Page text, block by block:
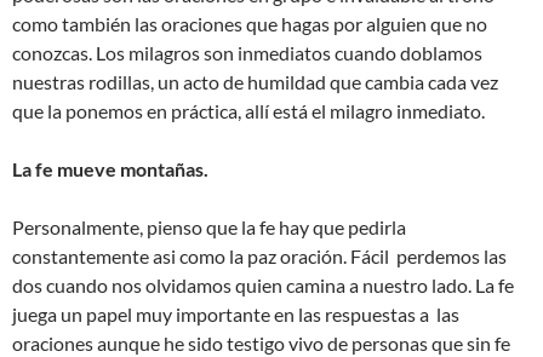
como también las oraciones que hagas por alguien que no
conozcas. Los milagros son inmediatos cuando doblamos
nuestras rodillas, un acto de humildad que cambia cada vez
que la ponemos en práctica, allí está el milagro inmediato.
La fe mueve montañas.
Personalmente, pienso que la fe hay que pedirla
constantemente asi como la paz oración. Fácil perdemos las
dos cuando nos olvidamos quien camina a nuestro lado. La fe
juega un papel muy importante en las respuestas a las
oraciones aunque he sido testigo vivo de personas que sin fe